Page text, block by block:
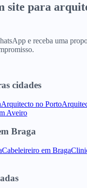
site para
e receba uma
cidades
Arquitecto no Porto
Aveiro
Braga
Cabeleireiro em Braga